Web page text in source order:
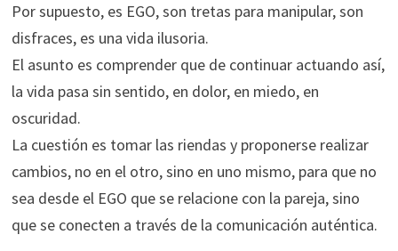
Por supuesto, es EGO, son tretas para manipular, son
disfraces, es una vida ilusoria.
El asunto es comprender que de continuar actuando así,
la vida pasa sin sentido, en dolor, en miedo, en
oscuridad.
La cuestión es tomar las riendas y proponerse realizar
cambios, no en el otro, sino en uno mismo, para que no
sea desde el EGO que se relacione con la pareja, sino
que se conecten a través de la comunicación auténtica.